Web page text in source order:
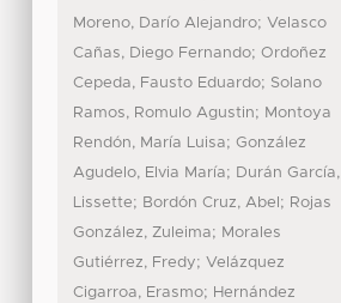
Moreno, Darío Alejandro; Velasco
Cañas, Diego Fernando; Ordoñez
Cepeda, Fausto Eduardo; Solano
Ramos, Romulo Agustin; Montoya
Rendón, María Luisa; González
Agudelo, Elvia María; Durán García,
Lissette; Bordón Cruz, Abel ; Rojas
González, Zuleima; Morales
Gutiérrez, Fredy; Velázquez
Cigarroa, Erasmo; Hernández